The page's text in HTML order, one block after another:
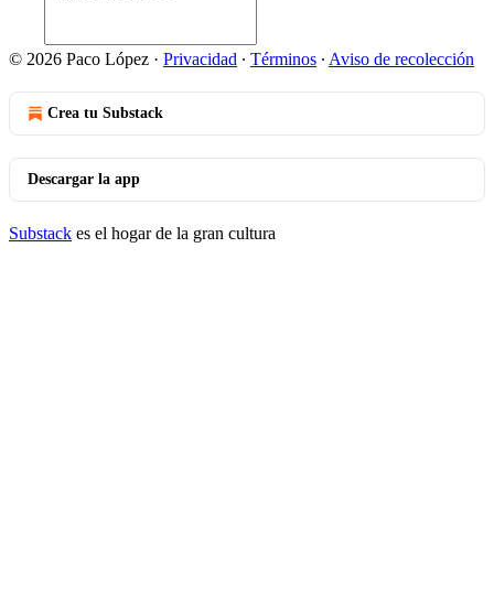
© 2026 Paco López · Privacidad ∙ Términos ∙ Aviso de recolección
Crea tu Substack
Descargar la app
Substack es el hogar de la gran cultura